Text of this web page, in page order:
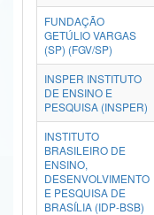
Secretaria-Geral
Secretaria de Governo
Gabinete de Segurança
Advocacia-Geral da União
Banco Central do Brasil
FUNDAÇÃO
GETÚLIO VARGAS
(SP) (FGV/SP)
INSPER INSTITUTO
DE ENSINO E
PESQUISA (INSPER)
INSTITUTO
BRASILEIRO DE
ENSINO,
DESENVOLVIMENTO
E PESQUISA DE
BRASÍLIA (IDP-BSB)